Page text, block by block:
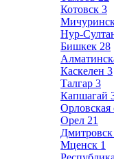
Котовск 3
Нур-
Бишкек 28
Каскелен 3
Талгар 3
Капшагай
Орловская
Орел 21
Дмитровск
Мценск 1